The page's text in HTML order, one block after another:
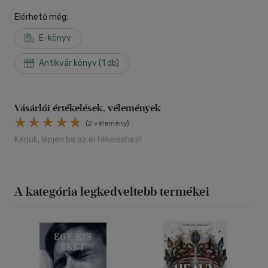
Elérhető még:
E-könyv
Antikvár könyv (1 db)
Vásárlói értékelések, vélemények
(2 vélemény)
Kérjük, lépjen be az értékeléshez!
A kategória legkedveltebb termékei